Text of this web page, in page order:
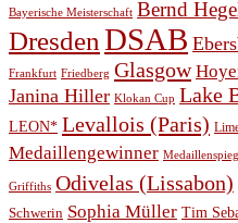
Bayerische Meisterschaft Bernd
Dresden DSAB
Frankfurt Friedberg Glasgow
Janina Hiller Klokan Cup Lake
LEON* Levallois (Paris)
Medaillengewinner
Griffiths Odivelas (Lissabon)
Schwerin Sophia Müller Tim